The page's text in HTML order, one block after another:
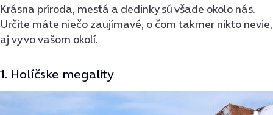
Krásna príroda, mestá a dedinky sú všade okolo nás.
Určite máte niečo zaujímavé, o čom takmer nikto nevie,
aj vy vo vašom okolí.
1. Holíčske megality